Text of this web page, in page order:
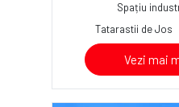
Spațiu
Tatarastii de Jos
Vezi mai